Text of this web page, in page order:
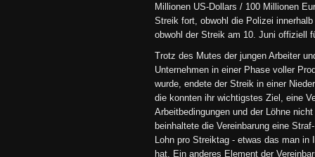
Millionen US-Dollars / 100 Millionen
Streik fort, obwohl die Polizei
obwohl der Streik am 10. Juni offiziell
Trotz des Mutes der jungen Arbeiter
Unternehmen in einer Phase voller
wurde, endete der Streik in einer
die konnten ihr wichtigstes Ziel, eine
Arbeitbedingungen und der Löhne
beinhaltete die Vereinbarung eine
Lohn pro Streiktag - etwas das man in
hat. Ein anderes Element der